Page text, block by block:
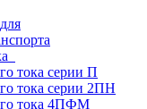
тока серии П
тока серии 2ПН
тока 4ПФМ